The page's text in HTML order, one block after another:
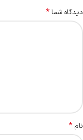
دیدگاه شما*
نام*